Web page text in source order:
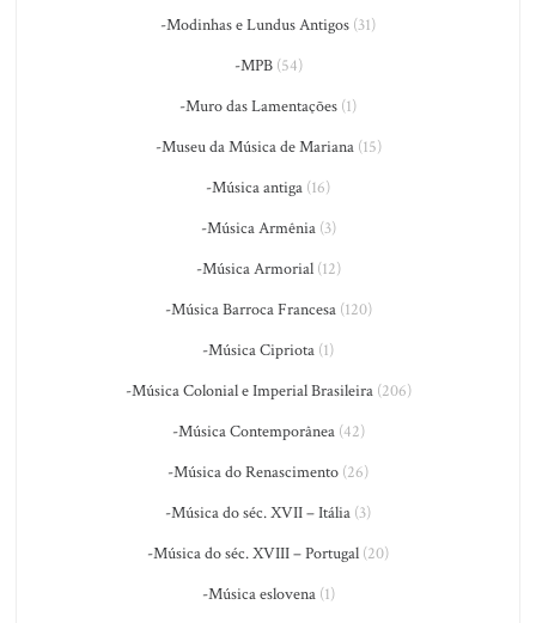
-Modinhas e Lundus Antigos (31)
-MPB(54)
-Muro das Lamentações (1)
-Museu da Música de Mariana(15)
-Música antiga (16)
-Música Armênia(3)
-Música Armorial(12)
-Música Barroca Francesa(120)
-Música Cipriota (1)
-Música Colonial e Imperial Brasileira(206)
-Música Contemporânea(42)
-Música do Renascimento (26)
-Música do séc. XVII – Itália (3)
-Música do séc. XVIII – Portugal (20)
-Música eslovena(1)